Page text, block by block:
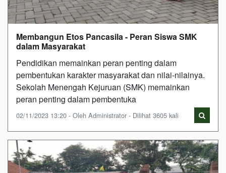
Membangun Etos Pancasila - Peran Siswa SMK
dalam Masyarakat
Pendidikan memainkan peran penting dalam
pembentukan karakter masyarakat dan nilai-nilainya.
Sekolah Menengah Kejuruan (SMK) memainkan
peran penting dalam pembentuka
02/11/2023 13:20 - Oleh Administrator - Dilihat 3605 kali